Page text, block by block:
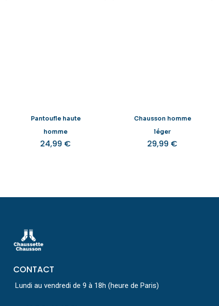
Pantoufle haute
homme
24,99 €
Chausson homme
léger
29,99 €
CONTACT
Lundi au vendredi de 9 à 18h (heure de Paris)